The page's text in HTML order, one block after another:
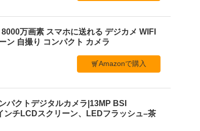
万画素 スマホに送れる デジカメ WIFI
ン 自撮り コンパクト カメラ
Amazonで購入
パクトデジタルカメラ|13MP BSI
ンチLCDスクリーン、LEDフラッシュ–茶